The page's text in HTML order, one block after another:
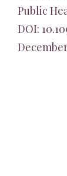
Public
DOI:
December